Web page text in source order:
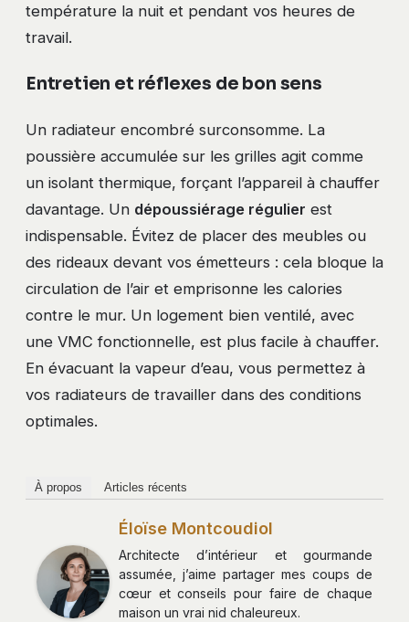
température la nuit et pendant vos heures de
travail.
Entretien et réflexes de bon sens
Un radiateur encombré surconsomme. La
poussière accumulée sur les grilles agit comme
un isolant thermique, forçant l’appareil à chauffer
davantage. Un dépoussiérage régulier est
indispensable. Évitez de placer des meubles ou
des rideaux devant vos émetteurs : cela bloque la
circulation de l’air et emprisonne les calories
contre le mur. Un logement bien ventilé, avec
une VMC fonctionnelle, est plus facile à chauffer.
En évacuant la vapeur d’eau, vous permettez à
vos radiateurs de travailler dans des conditions
optimales.
À propos Articles récents
Éloïse Montcoudiol
Architecte d’intérieur et gourmande
assumée, j’aime partager mes coups de
cœur et conseils pour faire de chaque
maison un vrai nid chaleureux.